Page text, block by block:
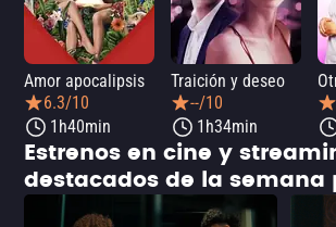
Amor apocalipsis
6.3/10
1h40min
Traición y deseo
--/10
1h34min
Estrenos en cine y
destacados de la semana